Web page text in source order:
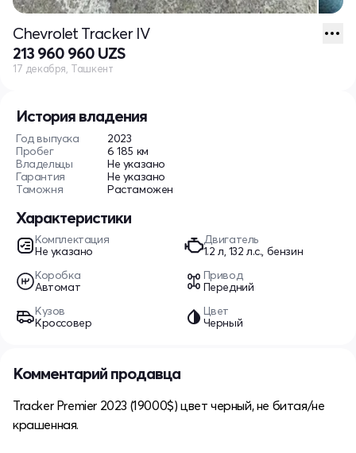
История владения
Год выпуска
2023
Пробег
6 185 км
Владельцы
Не указано
Гарантия
Не указано
Таможня
Растаможен
Характеристики
Комплектация
Не указано
Двигатель
1.2 л, 132 л.с., бензин
Коробка
Автомат
Привод
Передний
Кузов
Кроссовер
Цвет
Черный
Chevrolet Tracker IV
213 960 960 UZS
17 декабря, Ташкент
Комментарий продавца
Tracker Premier 2023 (19000$) цвет черный, не битая/не
крашенная.